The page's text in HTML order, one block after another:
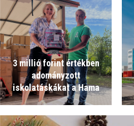
3 millió forint értékben
adományzott
iskolatáskákat a Hama